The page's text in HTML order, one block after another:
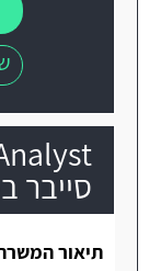
סייבר
תיאור